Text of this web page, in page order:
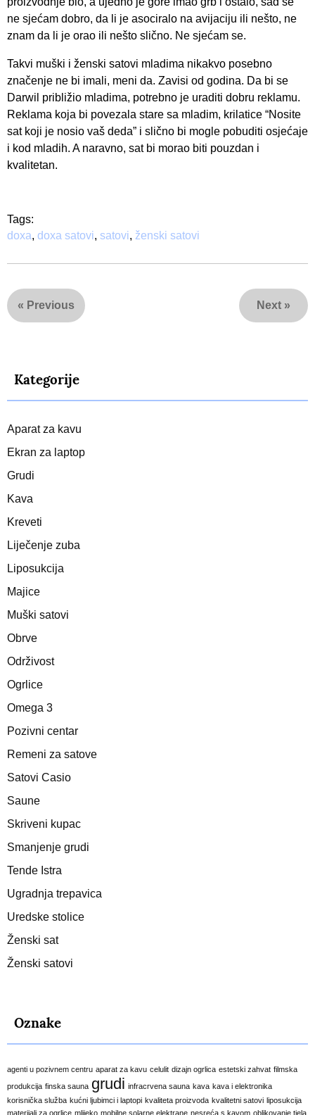
ne sjećam dobro, da li je asociralo na avijaciju ili nešto, ne
znam da li je orao ili nešto slično. Ne sjećam se.
Takvi muški i ženski satovi mladima nikakvo posebno
značenje ne bi imali, meni da. Zavisi od godina. Da bi se
Darwil približio mladima, potrebno je uraditi dobru reklamu.
Reklama koja bi povezala stare sa mladim, krilatice “Nosite
sat koji je nosio vaš deda” i slično bi mogle pobuditi osjećaje
i kod mladih. A naravno, sat bi morao biti pouzdan i
kvalitetan.
Tags:
doxa, doxa satovi, satovi, ženski satovi
« Previous Next »
Kategorije
Aparat za kavu
Ekran za laptop
Grudi
Kava
Kreveti
Liječenje zuba
Liposukcija
Majice
Muški satovi
Obrve
Održivost
Ogrlice
Omega 3
Pozivni centar
Remeni za satove
Satovi Casio
Saune
Skriveni kupac
Smanjenje grudi
Tende Istra
Ugradnja trepavica
Uredske stolice
Ženski sat
Ženski satovi
Oznake
agenti u pozivnem centru aparat za kavu celulit dizajn ogrlica estetski zahvat filmska
produkcija finska sauna grudi infracrvena sauna kava kava i elektronika
korisnička služba kućni ljubimci i laptopi kvaliteta proizvoda kvalitetni satovi liposukcija
materijali za ogrlice mlijeko mobilne solarne elektrane nesreća s kavom oblikovanje tjela